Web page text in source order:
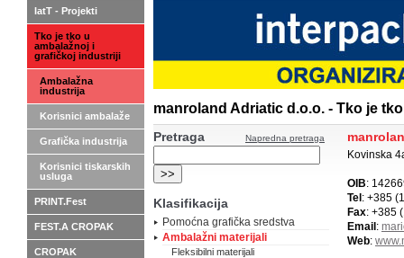
manroland Adriatic d.o.o. - Tko je
Napredna pretraga
Pretraga
Klasifikacija
Pomoćna grafička sredstva
Ambalažni materijali
Fleksibilni materijali
Kovinska
OIB:
Tel : +385
Fax: +385
Email :
Web:
IatT - Projekti
Tko je tko u
ambalažnoj i
grafičkoj industriji
Ambalažna
industrija
Korisnici ambalaže
Grafička industrija
Korisnici tiskarskih
usluga
PRINT.Fest
FEST.A CROPAK
CROPAK